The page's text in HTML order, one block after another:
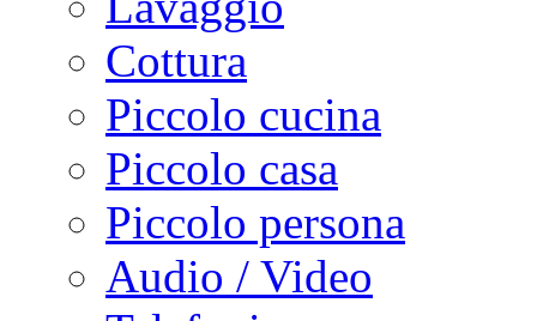
Cottura
Piccolo cucina
Piccolo casa
Piccolo persona
Audio / Video